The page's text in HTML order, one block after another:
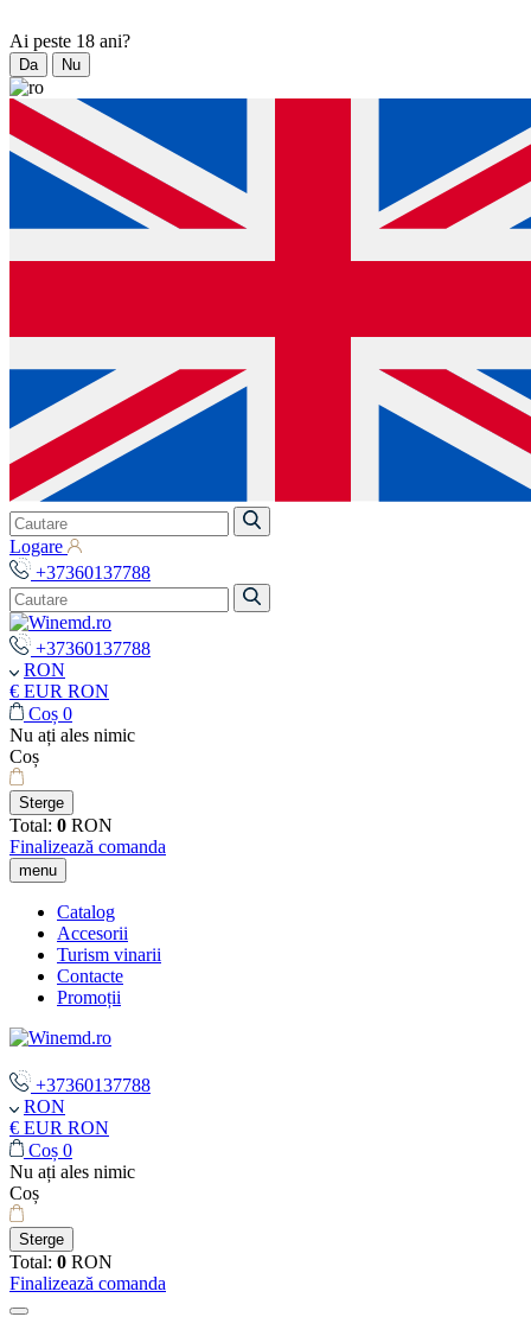
Ai peste 18 ani?
Da Nu
Logare
+37360137788
+37360137788
RON
€ EUR RON
Coș 0
Nu ați ales nimic
Coș
Sterge
Total: 0 RON
Finalizează comanda
menu
Catalog
Accesorii
Turism vinarii
Contacte
Promoții
+37360137788
RON
€ EUR RON
Coș 0
Nu ați ales nimic
Coș
Sterge
Total: 0 RON
Finalizează comanda